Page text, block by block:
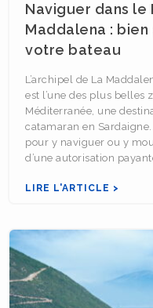
Naviguer dans le
Maddalena :
votre bateau
L’archipel de La
est l’une des plus belles
Méditerranée, une
catamaran en Sardaigne.
pour y naviguer ou y
d’une autorisation
LIRE L'ARTICLE >